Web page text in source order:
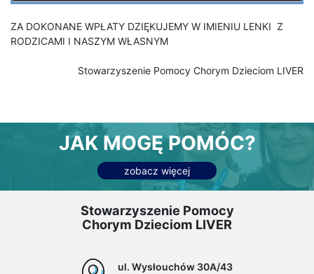
ZA DOKONANE WPŁATY DZIĘKUJEMY W IMIENIU LENKI Z
RODZICAMI I NASZYM WŁASNYM
Stowarzyszenie Pomocy Chorym Dzieciom LIVER
JAK MOGĘ POMÓC?
zobacz więcej
Stowarzyszenie Pomocy
Chorym Dzieciom LIVER
ul. Wysłouchów 30A/43